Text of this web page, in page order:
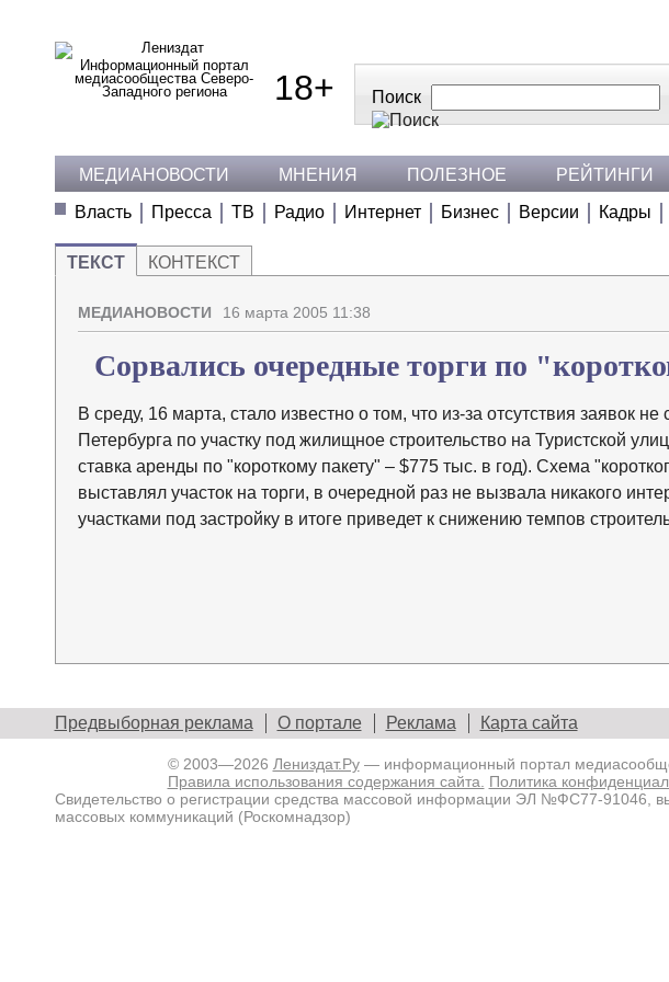
Информационный портал
медиасообщества Северо-
Западного региона
18+ Поиск
МЕДИАНОВОСТИ МНЕНИЯ ПОЛЕЗНОЕ РЕЙТИНГИ
Власть
Пресса ТВ Радио Интернет Бизнес Версии Кадры
ТЕКСТ КОНТЕКСТ
МЕДИАНОВОСТИ 16 марта 2005 11:38
Сорвались очередные торги по
В среду, 16 марта, стало известно о том, что из-за отсутствия заявок
Петербурга по участку под жилищное строительство на Туристской
ставка аренды по "короткому пакету" – $775 тыс. в год). Схема
выставлял участок на торги, в очередной раз не вызвала никакого
участками под застройку в итоге приведет к снижению темпов
Предвыборная реклама О портале Реклама Карта сайта
© 2003—2026 Лениздат.Ру— информационный портал
Правила использования содержания сайта.
Политика
Свидетельство о регистрации средства массовой информации ЭЛ №ФС77-91046,
массовых коммуникаций (Роскомнадзор)